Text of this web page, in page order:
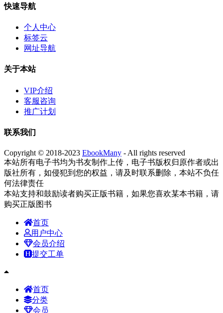
快速导航
个人中心
标签云
网址导航
关于本站
VIP介绍
客服咨询
推广计划
联系我们
Copyright © 2018-2023 EbookMany - All rights reserved
本站所有电子书均为书友制作上传，电子书版权归原作者或出
版社所有，如侵犯到您的权益，请及时联系删除，本站不负任
何法律责任
本站支持和鼓励读者购买正版书籍，如果您喜欢某本书籍，请
购买正版图书
首页
用户中心
会员介绍
提交工单
首页
分类
会员